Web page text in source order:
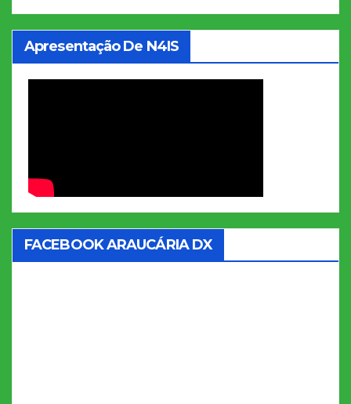
Apresentação De N4IS
FACEBOOK ARAUCÁRIA DX